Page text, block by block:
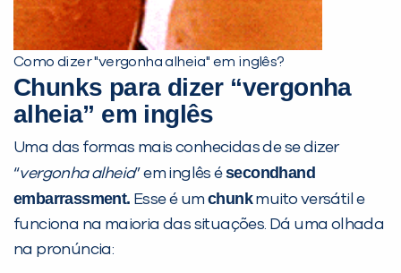
Como dizer "vergonha alheia" em inglês?
Chunks para dizer “vergonha
alheia” em inglês
Uma das formas mais conhecidas de se dizer
“vergonha alheia” em inglês ésecondhand
embarrassment. Esse é umchunkmuito versátil e
funciona na maioria das situações. Dá uma olhada
na pronúncia:
Preencha com seus dados abaixo e
já vamos te colocar em contato
com a: